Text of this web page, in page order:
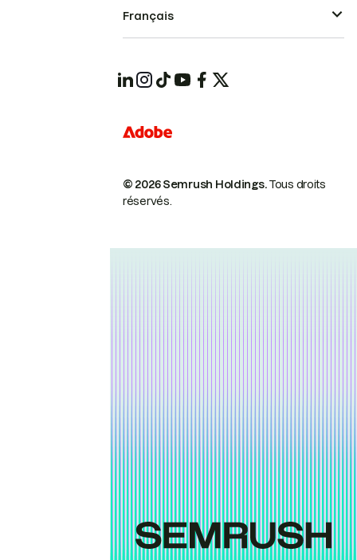
© 2026 Semrush Holdings.Tous droits
réservés.
Français